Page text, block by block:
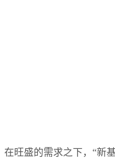
在旺盛的需求之下，“新